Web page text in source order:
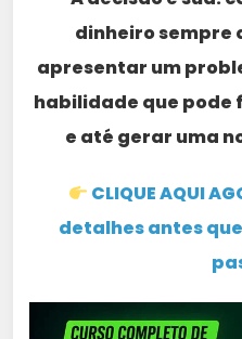
dinheiro sempre
apresentar um
habilidade que pode
e até gerar uma
CLIQUE AQUI
detalhes antes